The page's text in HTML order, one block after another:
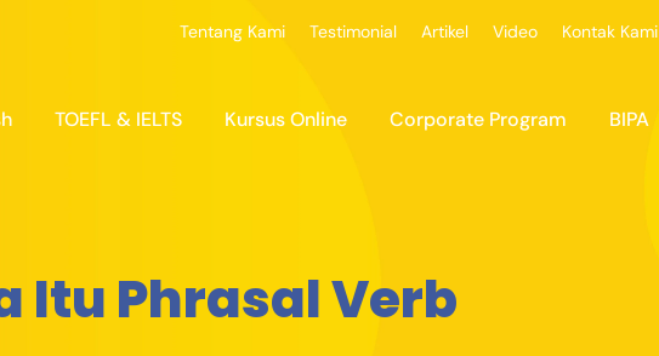
Tentang Kami Testimonial Artikel Video Kontak Kami
TOEFL & IELTS Kursus Online Corporate Program BIPA
Itu Phrasal Verb